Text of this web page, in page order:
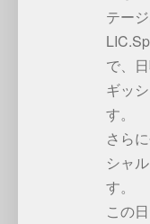
テージ
で、
ギッ
す。
さら
シャ
す。
この